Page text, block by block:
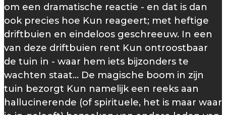
om een dramatische reactie - en dat is dan
ook precies hoe Kun reageert; met heftige
driftbuien en eindeloos geschreeuw. In een
van deze driftbuien rent Kun ontroostbaar
de tuin in - waar hem iets bijzonders te
wachten staat... De magische boom in zijn
tuin bezorgt Kun namelijk een reeks aan
hallucinerende (of spirituele, het is maar waar